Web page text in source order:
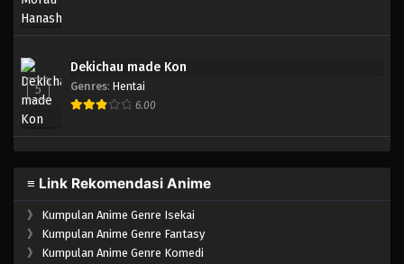
5
Dekichau made Kon
Genres: Hentai
6.00
≡ Link Rekomendasi Anime
》 Kumpulan Anime Genre Isekai
》 Kumpulan Anime Genre Fantasy
》 Kumpulan Anime Genre Komedi